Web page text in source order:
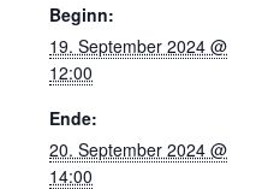
Beginn:
19. September 2024 @
12:00
Ende:
20. September 2024 @
14:00